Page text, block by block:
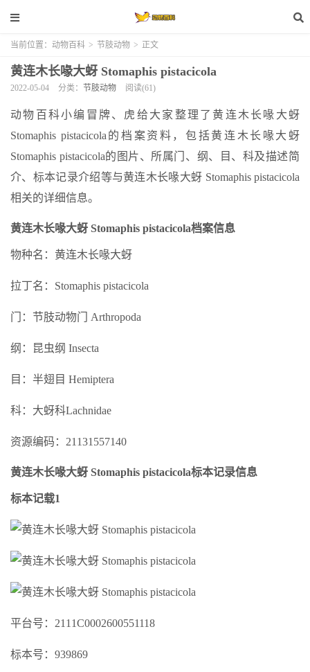
当前位置： 动物百科 > 节肢动物 > 正文
黄连木长喙大蚜 Stomaphis pistacicola
2022-05-04 分类： 节肢动物 阅读(61)
动物百科小编冒牌、虎给大家整理了黄连木长喙大蚜
Stomaphis pistacicola的档案资料，包括黄连木长喙大蚜
Stomaphis pistacicola的图片、所属门、纲、目、科及描述简
介、标本记录介绍等与黄连木长喙大蚜 Stomaphis pistacicola
相关的详细信息。
黄连木长喙大蚜 Stomaphis pistacicola档案信息
物种名：黄连木长喙大蚜
拉丁名：Stomaphis pistacicola
门：节肢动物门 Arthropoda
纲：昆虫纲 Insecta
目：半翅目 Hemiptera
科：大蚜科Lachnidae
资源编码：21131557140
黄连木长喙大蚜 Stomaphis pistacicola标本记录信息
标本记载1
平台号：2111C0002600551118
标本号：939869